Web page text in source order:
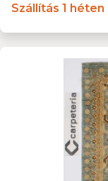
Szállítás 1 héten